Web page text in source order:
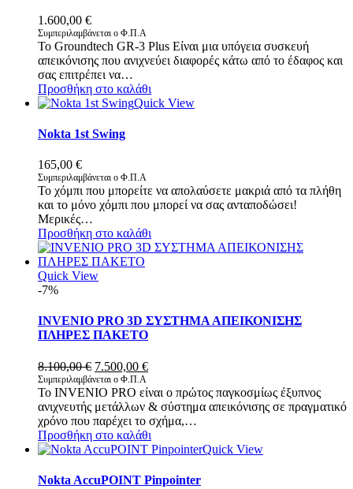
1.600,00 €
Συμπεριλαμβάνεται ο Φ.Π.Α
Το Groundtech GR-3 Plus Είναι μια υπόγεια συσκευή
απεικόνισης που ανιχνεύει διαφορές κάτω από το έδαφος και
σας επιτρέπει να…
Προσθήκη στο καλάθι
Quick View
Nokta 1st Swing
165,00 €
Συμπεριλαμβάνεται ο Φ.Π.Α
Το χόμπι που μπορείτε να απολαύσετε μακριά από τα πλήθη
και το μόνο χόμπι που μπορεί να σας ανταποδώσει!
Μερικές…
Προσθήκη στο καλάθι
Quick View
-7%
INVENIO PRO 3D ΣΥΣΤΗΜΑ ΑΠΕΙΚΟΝΙΣΗΣ
ΠΛΗΡΕΣ ΠΑΚΕΤΟ
8.100,00€ Original
price
was:
8.100,00 €.
7.500,00 €Η
τιμή
είναι:
7.500,00 €.
Συμπεριλαμβάνεται ο Φ.Π.Α
Το INVENIO PRO είναι ο πρώτος παγκοσμίως έξυπνος
ανιχνευτής μετάλλων & σύστημα απεικόνισης σε πραγματικό
χρόνο που παρέχει το σχήμα,…
Προσθήκη στο καλάθι
Quick View
Nokta AccuPOINT Pinpointer